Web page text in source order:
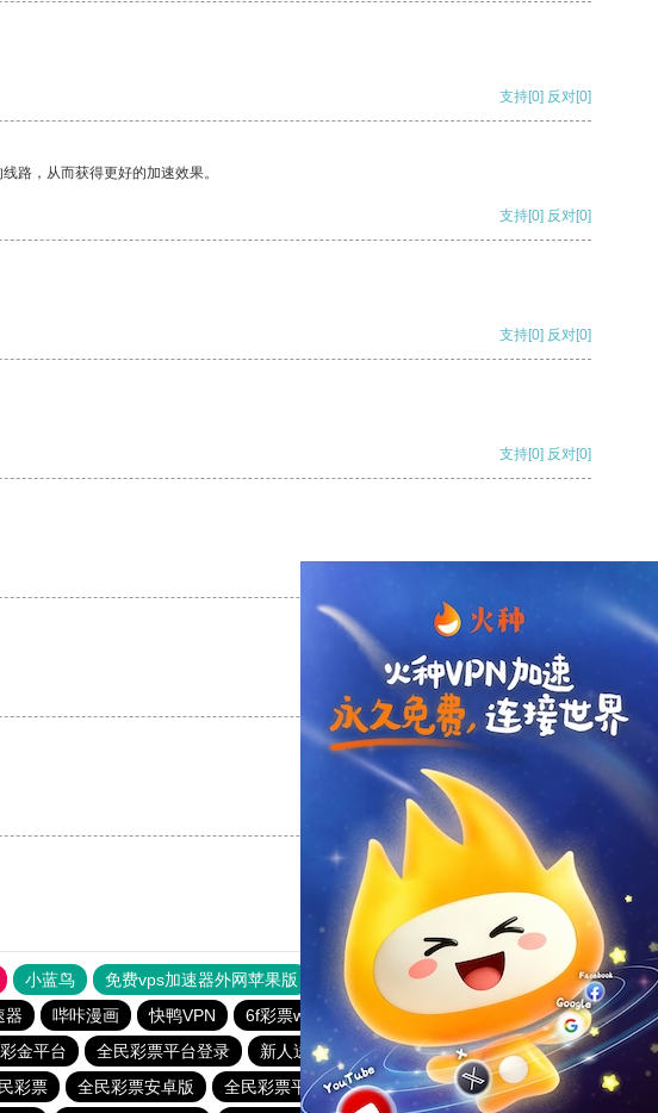
支持[0] 反对[0]
路，从而获得更好的加速效果。
支持[0] 反对[0]
支持[0] 反对[0]
支持[0] 反对[0]
支持 [0] 反对 [0]
支持
小蓝鸟 免费vps加速器外网苹果版 旋风加速度器
快连加速器
器 哔咔漫画 快鸭VPN 6f彩票welcome
全民彩票app下载安装安卓
金平台 全民彩票平台登录 新人送29元彩金平台
全民彩票下载大全官网
彩票 全民彩票安卓版 全民彩票平台登录
三分钟彩票app下载